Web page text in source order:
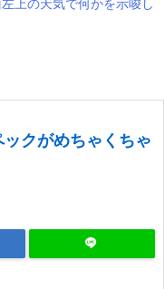
ックがめちゃくちゃ